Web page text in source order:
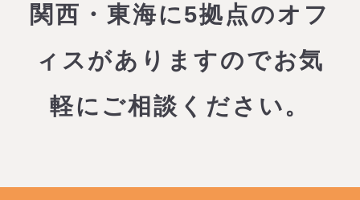
関西・東海に5拠点のオフ
ィスがありますのでお気
軽にご相談ください。